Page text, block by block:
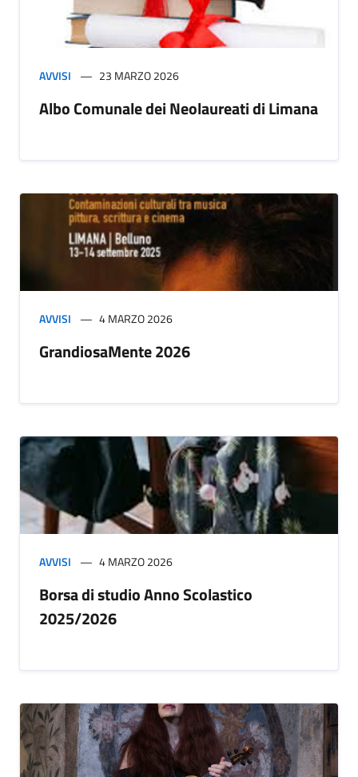
AVVISI 23 MARZO 2026
Albo Comunale dei Neolaureati di Limana
AVVISI 4 MARZO 2026
GrandiosaMente 2026
AVVISI 4 MARZO 2026
Borsa di studio Anno Scolastico
2025/2026